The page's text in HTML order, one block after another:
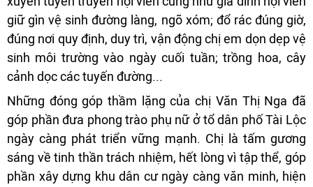
giữ gìn vệ sinh đường làng, ngõ xóm; đổ rác đúng giờ,
đúng nơi quy định, duy trì, vận động chị em dọn dẹp vệ
sinh môi trường vào ngày cuối tuần; trồng hoa, cây
cảnh dọc các tuyến đường...
Những đóng góp thầm lặng của chị Văn Thị Nga đã
góp phần đưa phong trào phụ nữ ở tổ dân phố Tài Lộc
ngày càng phát triển vững mạnh. Chị là tấm gương
sáng về tinh thần trách nhiệm, hết lòng vì tập thể, góp
phần xây dựng khu dân cư ngày càng văn minh, hiện